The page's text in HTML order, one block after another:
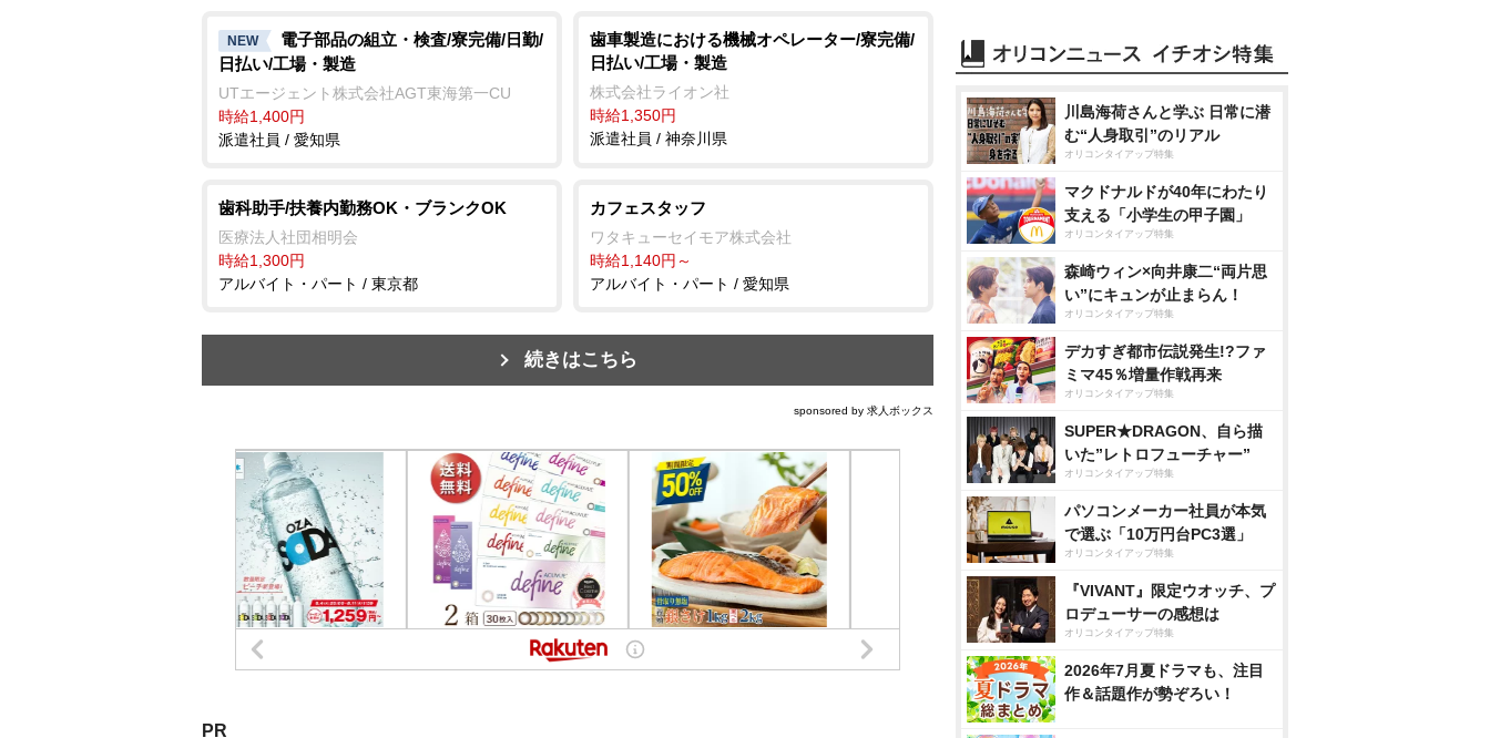
NEW
電子部品の組立・検査/寮完備/日勤/
日払い/工場・製造
UTエージェント株式会社AGT東海第一CU
時給1,400円
派遣社員 / 愛知県
歯車製造における機械オペレーター/寮完備/
日払い/工場・製造
株式会社ライオン社
時給1,350円
派遣社員 / 神奈川県
歯科助手/扶養内勤務OK・ブランクOK
医療法人社団相明会
時給1,300円
アルバイト・パート / 東京都
カフェスタッフ
ワタキューセイモア株式会社
時給1,140円～
アルバイト・パート / 愛知県
続きはこちら
sponsored by 求人ボックス
PR
川島海荷さんと学ぶ 日常に潜
む“人身取引”のリアル
オリコンタイアップ特集
マクドナルドが40年にわたり
支える「小学生の甲子園」
オリコンタイアップ特集
森崎ウィン×向井康二“両片思
い”にキュンが止まらん！
オリコンタイアップ特集
デカすぎ都市伝説発生!?ファ
ミマ45％増量作戦再来
オリコンタイアップ特集
SUPER★DRAGON、自ら描
いた”レトロフューチャー”
オリコンタイアップ特集
パソコンメーカー社員が本気
で選ぶ「10万円台PC3選」
オリコンタイアップ特集
『VIVANT』限定ウオッチ、プ
ロデューサーの感想は
オリコンタイアップ特集
2026年7月夏ドラマも、注目
作＆話題作が勢ぞろい！